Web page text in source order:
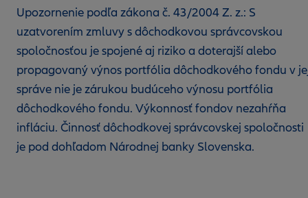
Upozornenie podľa zákona č. 43/2004 Z. z.: S
uzatvorením zmluvy s dôchodkovou správcovskou
spoločnosťou je spojené aj riziko a doterajší alebo
propagovaný výnos portfólia dôchodkového fondu v
správe nie je zárukou budúceho výnosu portfólia
dôchodkového fondu. Výkonnosť fondov nezahŕňa
infláciu. Činnosť dôchodkovej správcovskej spoločnosti
je pod dohľadom Národnej banky Slovenska.